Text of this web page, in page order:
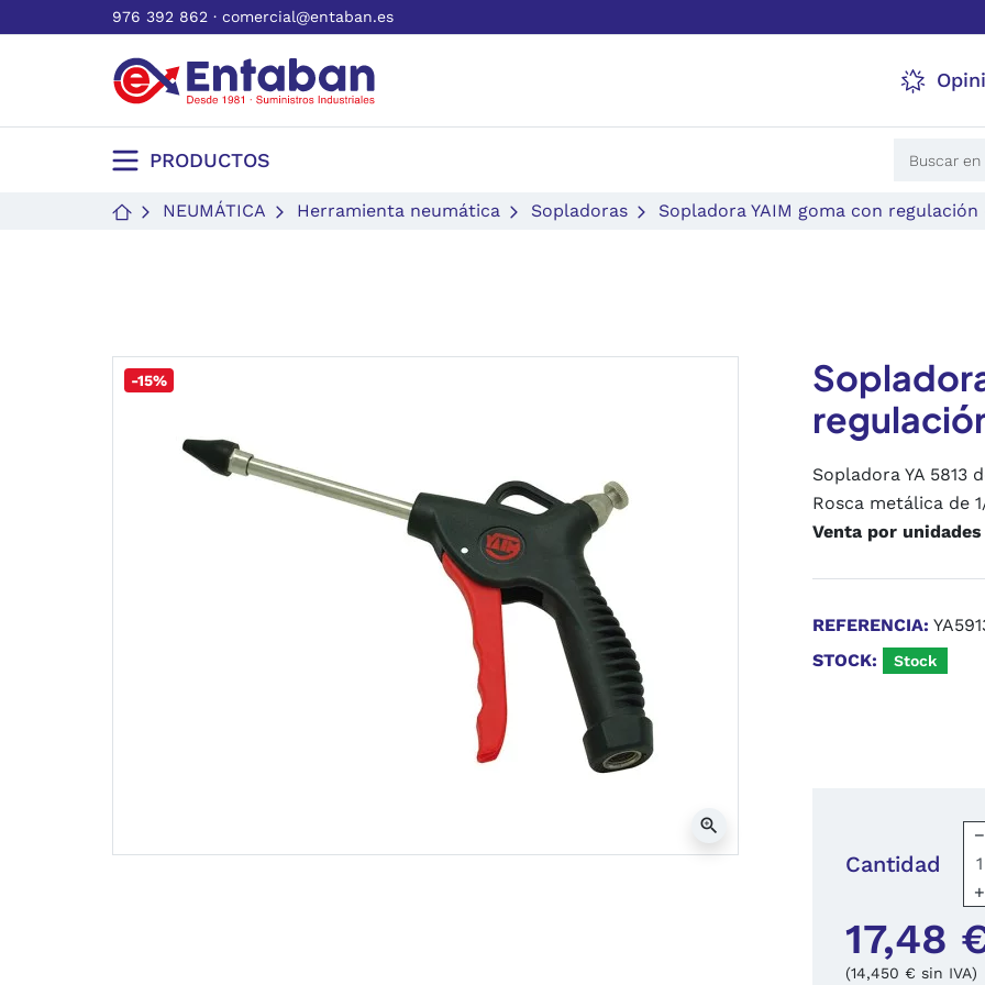
976 392 862 · comercial@entaban.es
PRODUCTOS
NEUMÁTICA Herramienta neumática Sopladoras Sopladora YAIM goma con
-15%
zoom_in
Sopladora YA 5813
Rosca metálica de
Venta por unidades
REFERENCIA:
STOCK:
Stock
Cantidad
−
+
17,48
(14,450 € sin IVA)